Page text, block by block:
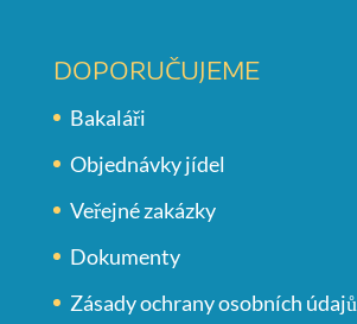
DOPORUČUJEME
Bakaláři
Objednávky jídel
Veřejné zakázky
Dokumenty
Zásady ochrany osobních údajů